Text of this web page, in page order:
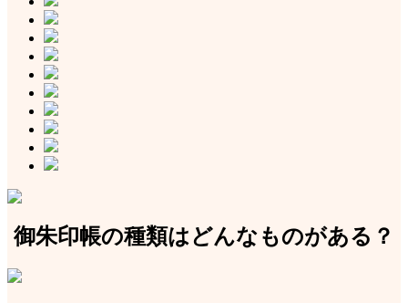
御朱印帳の種類はどんなものがある？